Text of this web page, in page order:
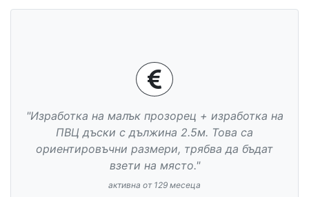
"Изработка на малък прозорец + изработка на
ПВЦ дъски с дължина 2.5м. Това са
ориентировъчни размери, трябва да бъдат
взети на място."
активна от 129 месеца